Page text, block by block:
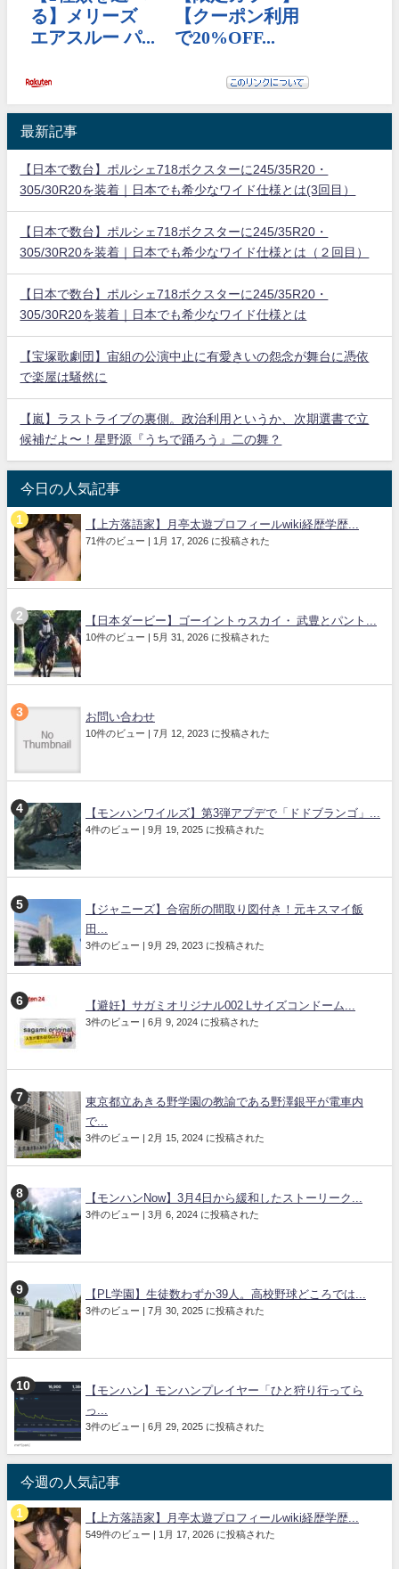
最新記事
【日本で数台】ポルシェ718ボクスターに245/35R20・
305/30R20を装着｜日本でも希少なワイド仕様とは(3回目）
【日本で数台】ポルシェ718ボクスターに245/35R20・
305/30R20を装着｜日本でも希少なワイド仕様とは（２回目）
【日本で数台】ポルシェ718ボクスターに245/35R20・
305/30R20を装着｜日本でも希少なワイド仕様とは
【宝塚歌劇団】宙組の公演中止に有愛きいの怨念が舞台に憑依
で楽屋は騒然に
【嵐】ラストライブの裏側。政治利用というか、次期選書で立
候補だよ〜！星野源『うちで踊ろう』二の舞？
今日の人気記事
【上方落語家】月亭太遊プロフィールwiki経歴学歴...
71件のビュー | 1月 17, 2026 に投稿された
【日本ダービー】ゴーイントゥスカイ・ 武豊とパント...
10件のビュー | 5月 31, 2026 に投稿された
お問い合わせ
10件のビュー | 7月 12, 2023 に投稿された
【モンハンワイルズ】第3弾アプデで「ドドブランゴ」...
4件のビュー | 9月 19, 2025 に投稿された
【ジャニーズ】合宿所の間取り図付き！元キスマイ飯
田...
3件のビュー | 9月 29, 2023 に投稿された
【避妊】サガミオリジナル002 Lサイズコンドーム...
3件のビュー | 6月 9, 2024 に投稿された
東京都立あきる野学園の教諭である野澤銀平が電車内
で...
3件のビュー | 2月 15, 2024 に投稿された
【モンハンNow】3月4日から緩和したストーリーク...
3件のビュー | 3月 6, 2024 に投稿された
【PL学園】生徒数わずか39人。高校野球どころでは...
3件のビュー | 7月 30, 2025 に投稿された
【モンハン】モンハンプレイヤー「ひと狩り行ってら
っ...
3件のビュー | 6月 29, 2025 に投稿された
今週の人気記事
【上方落語家】月亭太遊プロフィールwiki経歴学歴...
549件のビュー | 1月 17, 2026 に投稿された